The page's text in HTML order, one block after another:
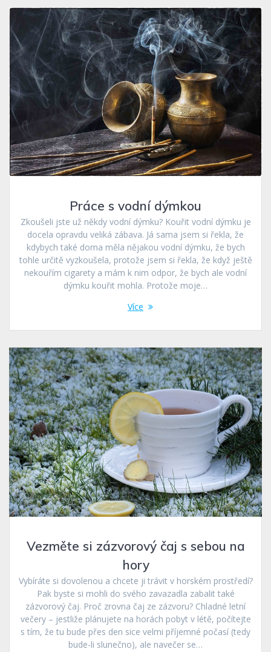
Práce s vodní dýmkou
Zkoušeli jste už někdy vodní dýmku? Kouřit vodní dýmku je
docela opravdu veliká zábava. Já sama jsem si řekla, že
kdybych také doma měla nějakou vodní dýmku, že bych
tohle určitě vyzkoušela, protože jsem si řekla, že když ještě
nekouřím cigarety a mám k nim odpor, že bych ale vodní
dýmku kouřit mohla. Protože moje…
Více
Vezměte si zázvorový čaj s sebou na
hory
Vybíráte si dovolenou a chcete ji trávit v horském prostředí?
Pak byste si mohli do svého zavazadla zabalit také
zázvorový čaj. Proč zrovna čaj ze zázvoru? Chladné letní
večery – jestliže plánujete na horách pobyt v létě, počítejte
s tím, že tu bude přes den sice velmi příjemné počasí (tedy
bude-li slunečno), ale navečer se…